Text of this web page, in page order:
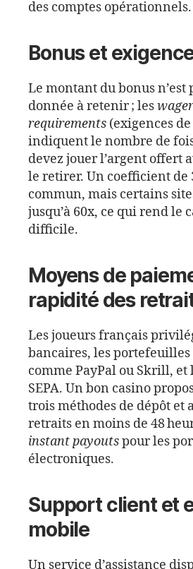
des comptes opérationnels.
Bonus et
Le montant du bonus n’est
donnée à retenir ; les
requirements (exigences
indiquent le nombre de
devez jouer l’argent offert
le retirer. Un coefficient de
commun, mais certains
jusqu’à 60x, ce qui rend le
difficile.
Moyens de
rapidité des
Les joueurs français
bancaires, les
comme PayPal ou Skrill,
SEPA. Un bon casino
trois méthodes de dépôt et
retraits en moins de 48
instant payoutspour les
électroniques.
Support client et
mobile
Un service d’assistance